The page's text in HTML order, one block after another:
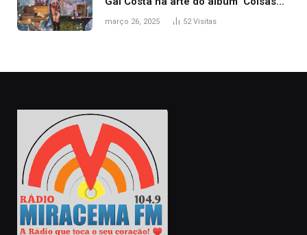
naturais’
março 26, 2025 52Visitas